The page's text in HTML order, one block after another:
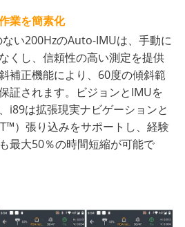
業を簡素化
い200HzのAuto-IMUは、手動に
くし、信頼性の高い測定を提供
補正機能により、60度の傾斜範
証されます。ビジョンとIMUを
i89は拡張現実ナビゲーションと
）張り込みをサポートし、経験
最大50％の時間短縮が可能で